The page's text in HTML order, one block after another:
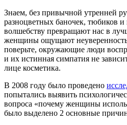
Знаем, без привычной утренней
разноцветных баночек, тюбиков и
волшебству превращают нас в
женщины ощущают
поверьте, окружающие люди
и их истинная симпатия не
лице косметика.
В 2008 году было проведено
попытались выявить
вопроса «почему женщины
было выделено 2 основные